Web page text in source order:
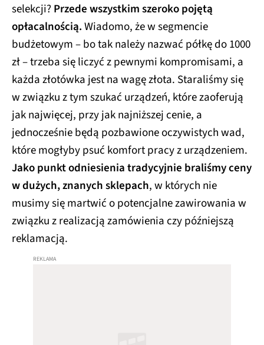
selekcji?Przede wszystkim szeroko pojętą
opłacalnością.Wiadomo, że w segmencie
budżetowym – bo tak należy nazwać półkę do 1000
zł – trzeba się liczyć z pewnymi kompromisami, a
każda złotówka jest na wagę złota. Staraliśmy się
w związku z tym szukać urządzeń, które zaoferują
jak najwięcej, przy jak najniższej cenie, a
jednocześnie będą pozbawione oczywistych wad,
które mogłyby psuć komfort pracy z urządzeniem.
Jako punkt odniesienia tradycyjnie braliśmy ceny
w dużych, znanych sklepach, w których nie
musimy się martwić o potencjalne zawirowania w
związku z realizacją zamówienia czy późniejszą
reklamacją.